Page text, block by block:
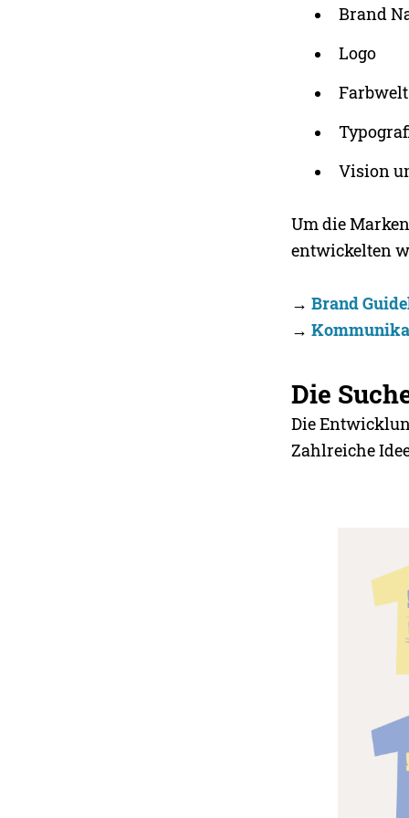
Brand
Logo
Farbwelt
Vision
Um die
entwickelten
→Brand
→
Die
Die
Zahlreiche